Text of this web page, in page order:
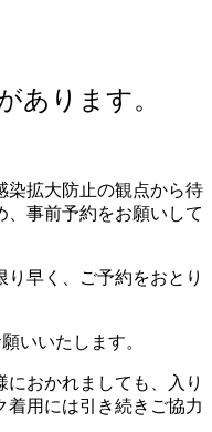
あります。
染拡大防止の観点から待
、事前予約をお願いして
早く、ご予約をおとり
いいたします。
おかれましても、入り
着用には引き続きご協力